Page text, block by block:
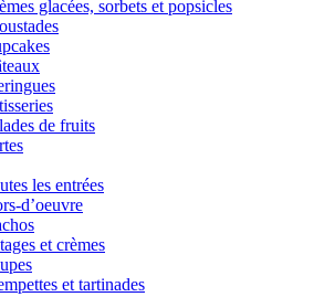
glacées, sorbets et popsicles
de fruits
les entrées
d’oeuvre
et crèmes
et tartinades